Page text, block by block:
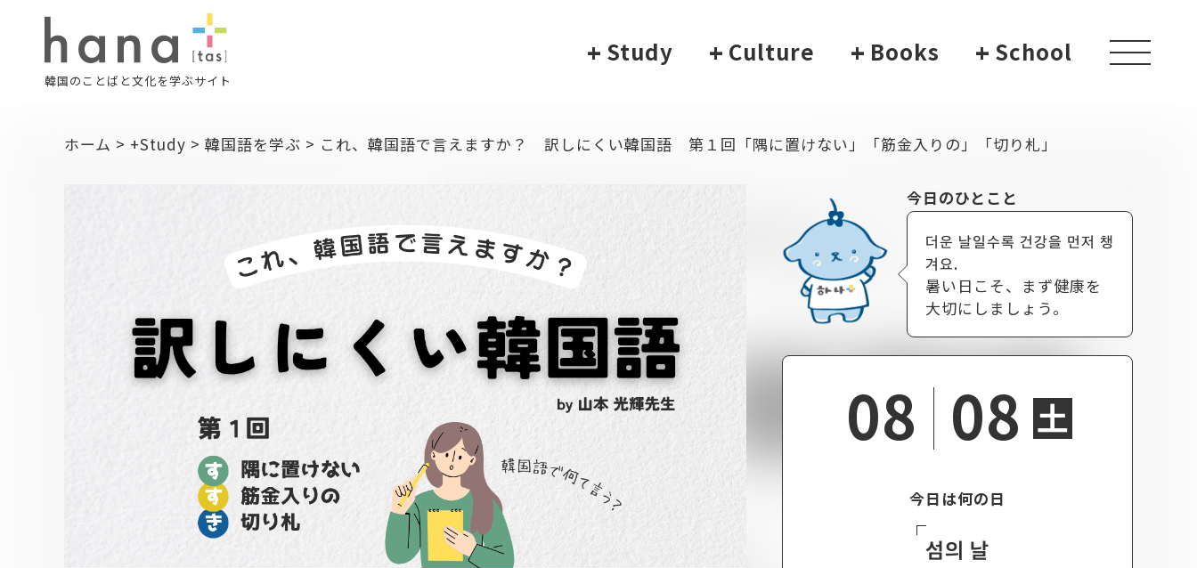
韓国のことばと文化を学ぶサイト
+ Study + Culture + Books + School
toggle
ホーム > +Study > 韓国語を学ぶ > これ、韓国語で言えますか？ 訳しにくい韓国語 第１回「隅に置けない」「筋金入りの」「切り札」
今日のひとこと
더운 날일수록 건강을 먼저 챙
겨요.
暑い日こそ、まず健康を
大切にしましょう。
08 08 土
今日は何の日
섬의 날